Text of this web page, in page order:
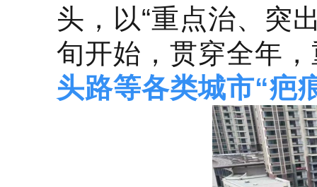
头，以“重点治、突
旬开始，贯穿全年
头路等各类城市“疤